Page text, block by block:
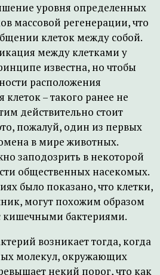
уровня определенных
массовой регенерации, что
клеток между собой.
между клетками у
известна, но чтобы
расположения
– такого ранее не
действительно стоит
пожалуй, один из первых
в мире животных.
заподозрить в некоторой
общественных насекомых.
было показано, что клетки,
могут похожим образом
кишечными бактериями.
возникает тогда, когда
молекул, окружающих
некий порог, что как